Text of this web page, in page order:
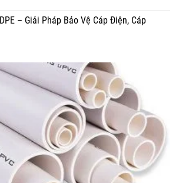
– Giải Pháp Bảo Vệ Cáp Điện, Cáp